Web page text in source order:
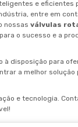
e eficientes
entre em
nossas válvulas
o sucesso e a
à disposição para
a melhor solução
e tecnologia.